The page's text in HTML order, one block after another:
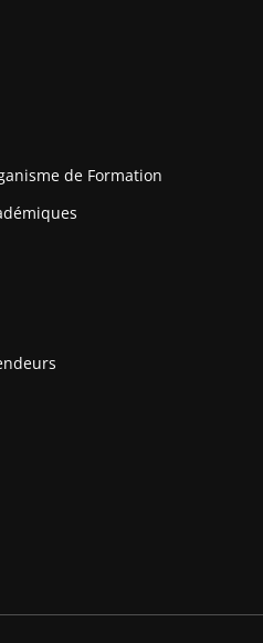
de Formation